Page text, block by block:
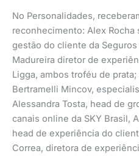
No Personalidades,
reconhecimento: Alex
gestão do cliente da
Madureira diretor de
Ligga, ambos troféu de
Bertramelli Mincov,
Alessandra Tosta, head de
canais online da SKY Brasil,
head de experiência do
Correa, diretora de